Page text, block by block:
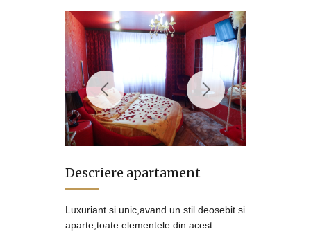
Descriere apartament
Luxuriant si unic,avand un stil deosebit si
aparte,toate elementele din acest